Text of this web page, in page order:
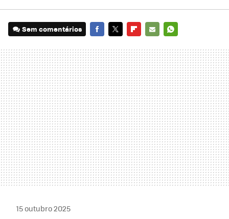
Sem comentários
MAIL
15 outubro 2025